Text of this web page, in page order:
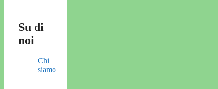
Su di
noi
Chi
siamo